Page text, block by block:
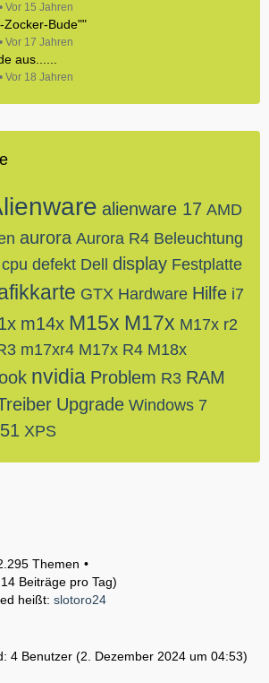
Vor 15 Jahren
Zocker-Bude""
Vor 17 Jahren
aus......
Vor 18 Jahren
alienware 17 AMD
aurora Aurora R4 Beleuchtung
cpu defekt Dell display Festplatte
GTX Hardware Hilfe i7
m14x M15x M17x M17x r2
m17xr4 M17x R4 M18x
nvidia Problem R3 RAM
Upgrade Windows 7
XPS
Themen
Beiträge pro Tag)
heißt: slotoro24
4 Benutzer (2. Dezember 2024 um 04:53)